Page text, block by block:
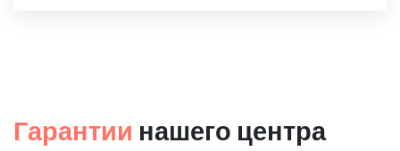
Гарантии нашего центра